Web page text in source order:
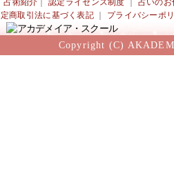
占術紹介 ｜認定ライセンス制度
占いのお
商取引法に基づく表記 プライバシーポ
Copyright (C)